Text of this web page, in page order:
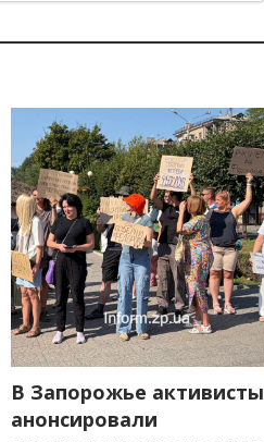
В Запорожье активисты
анонсировали